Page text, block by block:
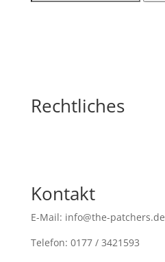
Rechtliches
Kontakt
E-Mail: info@the-patchers.de
Telefon: 0177 / 3421593